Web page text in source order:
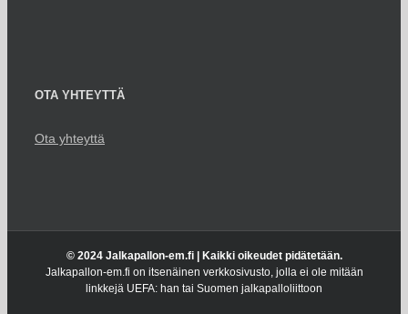
OTA YHTEYTTÄ
Ota yhteyttä
© 2024 Jalkapallon-em.fi | Kaikki oikeudet pidätetään.
Jalkapallon-em.fi on itsenäinen verkkosivusto, jolla ei ole mitään
linkkejä UEFA: han tai Suomen jalkapalloliittoon